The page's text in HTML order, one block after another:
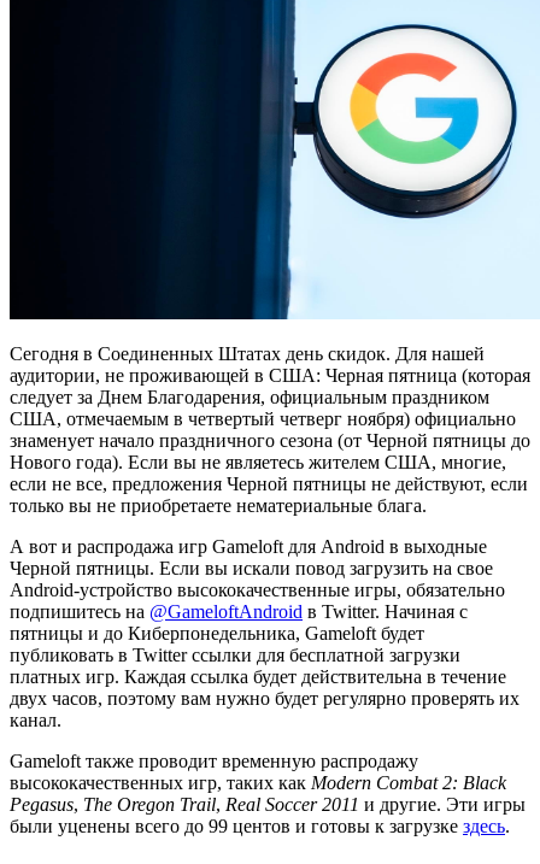
Сегодня в Соединенных Штатах день скидок. Для нашей
аудитории, не проживающей в США: Черная пятница (которая
следует за Днем Благодарения, официальным праздником
США, отмечаемым в четвертый четверг ноября) официально
знаменует начало праздничного сезона (от Черной пятницы до
Нового года). Если вы не являетесь жителем США, многие,
если не все, предложения Черной пятницы не действуют, если
только вы не приобретаете нематериальные блага.
А вот и распродажа игр Gameloft для Android в выходные
Черной пятницы. Если вы искали повод загрузить на свое
Android-устройство высококачественные игры, обязательно
подпишитесь на @GameloftAndroid в Twitter. Начиная с
пятницы и до Киберпонедельника, Gameloft будет
публиковать в Twitter ссылки для бесплатной загрузки
платных игр. Каждая ссылка будет действительна в течение
двух часов, поэтому вам нужно будет регулярно проверять их
канал.
Gameloft также проводит временную распродажу
высококачественных игр, таких как Modern Combat 2: Black
Pegasus, The Oregon Trail, Real Soccer 2011 и другие. Эти игры
были уценены всего до 99 центов и готовы к загрузке здесь.